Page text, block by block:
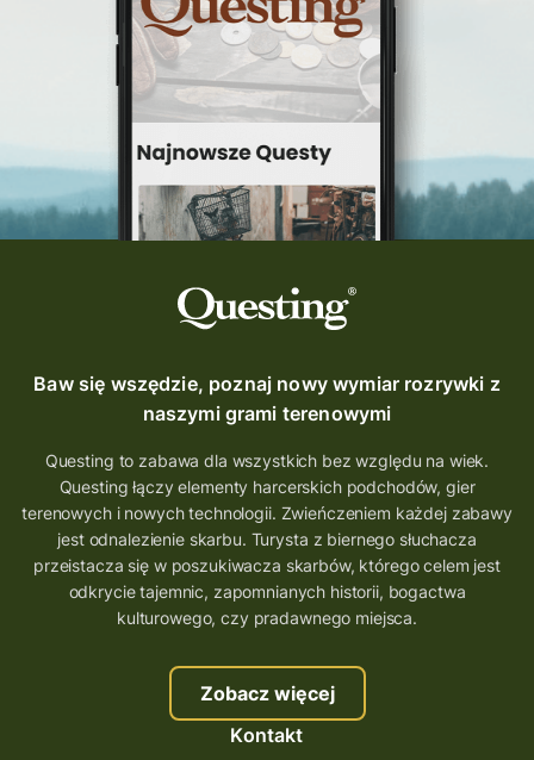
Questing Świętokrzyskie
questing śląskie
Quest Szlak Przygody
przygoda
nowy quest
najlepsze questy
wycieczki
turystyka przygodowa
Szlak Przygody
szkolenie
szkło
scieżka questingowa
questy w Polsce
questujznami
QUESTOMANIA
questing.pl
Quest Koziołek Matołek
gra miejska
co zobaczyć na Śląsku
aplikacja questy
aplikacja gry terenowe
wielkopolskie questy
wakacje z questami
trenerzy questingu
szkolenie tworzenie questów
szkolenie questing
Stefan Żeromski
ścieżka
Rzeszów
questy świętokrzyskie
Baw się wszędzie, poznaj nowy wymiar rozrywki z
naszymi grami terenowymi
Questing to zabawa dla wszystkich bez względu na wiek.
Questing łączy elementy harcerskich podchodów, gier
terenowych i nowych technologii. Zwieńczeniem każdej zabawy
jest odnalezienie skarbu. Turysta z biernego słuchacza
przeistacza się w poszukiwacza skarbów, którego celem jest
odkrycie tajemnic, zapomnianych historii, bogactwa
kulturowego, czy pradawnego miejsca.
Zobacz więcej
Kontakt